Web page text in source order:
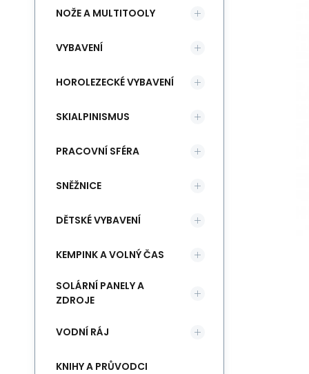
NOŽE A MULTITOOLY
VYBAVENÍ
HOROLEZECKÉ VYBAVENÍ
SKIALPINISMUS
PRACOVNÍ SFÉRA
SNĚŽNICE
DĚTSKÉ VYBAVENÍ
KEMPINK A VOLNÝ ČAS
SOLÁRNÍ PANELY A
ZDROJE
VODNÍ RÁJ
KNIHY A PRŮVODCI